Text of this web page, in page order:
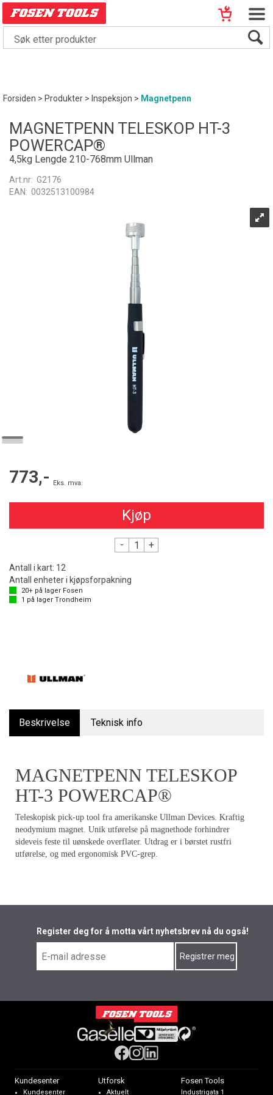
Forsiden>Produkter> Inspeksjon> Magnetpenn
MAGNETPENN TELESKOP HT-3
POWERCAP®
4,5kg Lengde 210-768mm Ullman
Art.nr: G2176
EAN: 0032513100984
773,- Eks. mva.
Kjøp
- +
Antall i kart: 12
Antall enheter i kjøpsforpakning
20+ på lager Fosen
1 på lager Trondheim
Beskrivelse Teknisk info
MAGNETPENN TELESKOP
HT-3 POWERCAP®
Teleskopisk pick-up tool fra amerikanske Ullman Devices. Kraftig
neodymium magnet. Unik utførelse på magnethode forhindrer
sideveis feste til uønskede overflater. Utdrag er i børstet rustfri
utførelse, og med ergonomisk PVC-grep.
Register deg for å motta vårt nyhetsbrev nå du også!
Kundesenter
Kundesenter
Utforsk
Aktuelt
Fosen Tools
Industrigata 1